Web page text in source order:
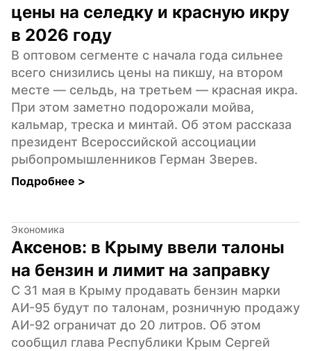
цены на селедку и красную икру
в 2026 году
В оптовом сегменте с начала года сильнее
всего снизились цены на пикшу, на втором
месте — сельдь, на третьем — красная икра.
При этом заметно подорожали мойва,
кальмар, треска и минтай. Об этом рассказа
президент Всероссийской ассоциации
рыбопромышленников Герман Зверев.
Подробнее >
Экономика
Аксенов: в Крыму ввели талоны
на бензин и лимит на заправку
С 31 мая в Крыму продавать бензин марки
АИ-95 будут по талонам, розничную продажу
АИ-92 ограничат до 20 литров. Об этом
сообщил глава Республики Крым Сергей